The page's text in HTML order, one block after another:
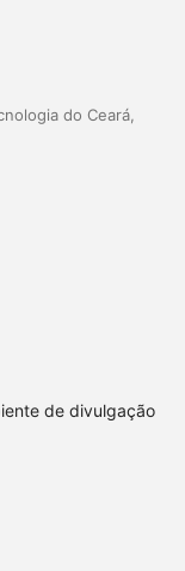
do Ceará,
de divulgação